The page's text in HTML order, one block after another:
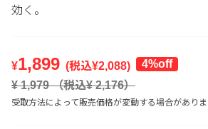
効く。
¥1,899 (税込¥2,088)
4%off
¥ 1,979（税込¥2,176）
受取方法によって販売価格が変動する場合がありま